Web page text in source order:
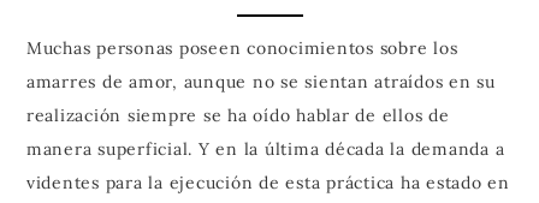
Muchas personas poseen conocimientos sobre los
amarres de amor, aunque no se sientan atraídos en su
realización siempre se ha oído hablar de ellos de
manera superficial. Y en la última década la demanda a
videntes para la ejecución de esta práctica ha estado en